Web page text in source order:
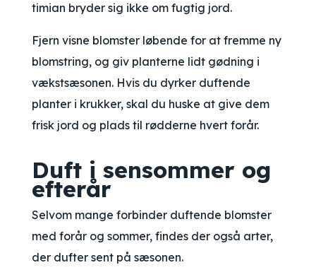
timian bryder sig ikke om fugtig jord.
Fjern visne blomster løbende for at fremme ny
blomstring, og giv planterne lidt gødning i
vækstsæsonen. Hvis du dyrker duftende
planter i krukker, skal du huske at give dem
frisk jord og plads til rødderne hvert forår.
Duft i sensommer og
efterår
Selvom mange forbinder duftende blomster
med forår og sommer, findes der også arter,
der dufter sent på sæsonen.